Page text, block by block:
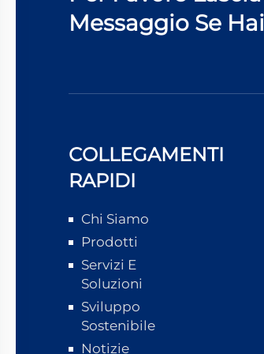
Messaggio Se
COLLEGAMENTI
RAPIDI
Chi Siamo
Prodotti
Servizi E
Soluzioni
Sviluppo
Sostenibile
Notizie